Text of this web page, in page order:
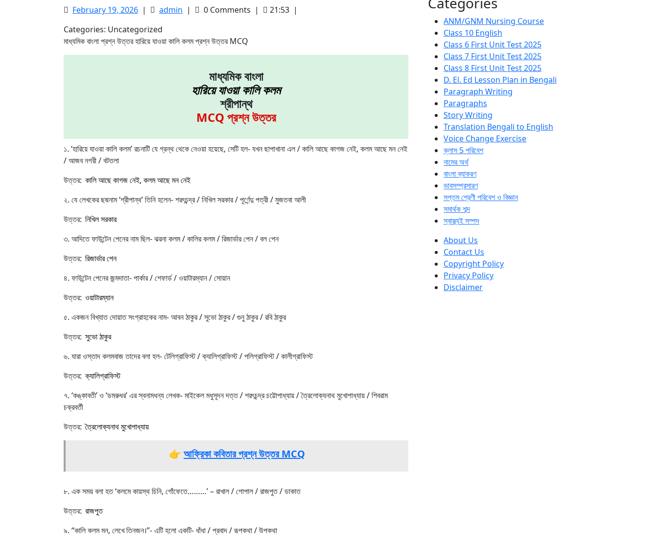
February 19, 2026February
2026
| admin admin
| 0 Comments | 21:53 |
Categories: Uncategorized
মাধ্যমিক বাংলা প্রশ্ন উত্তর হারিয়ে যাওয়া কালি কলম প্রশ্ন উত্তর MCQ
মাধ্যমিক বাংলা
হারিয়ে যাওয়া কালি কলম
শ্রীপান্থ
MCQ প্রশ্ন উত্তর
১. ‘হারিয়ে যাওয়া কালি কলম’ রচনাটি যে গ্রন্থ থেকে নেওয়া হয়েছে, সেটি হল- যখন ছাপাখানা এল / কালি আছে কাগজ নেই, কলম আছে মন নেই
/ আজব নগরী / বটতলা
উত্তর: কালি আছে কাগজ নেই, কলম আছে মন নেই
২. যে লেখকের ছদ্মনাম ‘শ্রীপান্থ’ তিনি হলেন- শরৎচন্দ্র / নিখিল সরকার / পূর্ণেন্দু পত্রী / মুজতবা আলী
উত্তর: নিখিল সরকার
৩. আদিতে ফাউন্টেন পেনের নাম ছিল- ঝরনা কলম / কালির কলম / রিজার্ভার পেন / বল পেন
উত্তর: রিজার্ভার পেন
৪. ফাউন্টেন পেনের জন্মদাতা- পার্কার / শেফার্ড / ওয়াটারম্যান / সোয়ান
উত্তর: ওয়াটারম্যান
৫. একজন বিখ্যাত দোয়াত সংগ্রাহকের নাম- আবন ঠাকুর / সুভো ঠাকুর / গুনু ঠাকুর / রবি ঠাকুর
উত্তর: সুভো ঠাকুর
৬. যারা ওস্তাদ কলমবাজ তাদের বলা হল- টেলিগ্রাফিস্ট / ক্যালিগ্রাফিস্ট / পলিগ্রাফিস্ট / কালীগ্রাফিস্ট
উত্তর: ক্যালিগ্রাফিস্ট
৭. ‘কঙ্কাবতী’ ও ‘ডমরুধর’ এর স্বনামধন্য লেখক- মাইকেল মধুসূদন দত্ত / শরৎচন্দ্র চট্টোপাধ্যায় / ত্রৈলোক্যনাথ মুখোপাধ্যায় / শিবরাম
চক্রবর্তী
উত্তর: ত্রৈলোক্যনাথ মুখোপাধ্যায়
👉 আফ্রিকা কবিতার প্রশ্ন উত্তর MCQ
৮. এক সময় বলা হত ‘কলমে কায়স্থ চিনি, গোঁফেতে………’ – রাখাল / গোপাল / রাজপুত / ডাকাত
উত্তর: রাজপুত
৯. “কালি কলম মন, লেখে তিনজন।”- এটি হলো একটি- ধাঁধা / প্রবাদ / রূপকথা / উপকথা
ANM/GNM Nursing Course
Class 10 English
Class 6 First Unit Test 2025
Class 7 First Unit Test 2025
Class 8 First Unit Test 2025
D. El. Ed Lesson Plan in Bengali
Paragraph Writing
Paragraphs
Story Writing
Translation Bengali to English
Voice Change Exercise
ক্লাস 5 পরিবেশ
নামের অর্থ
বাংলা ব্যাকরণ
ভাবসম্প্রসারণ
সপ্তম শ্রেণী পরিবেশ ও বিজ্ঞান
সমার্থক শব্দ
স্বাস্থ্যই সম্পদ
About Us
Contact Us
Copyright Policy
Privacy Policy
Disclaimer